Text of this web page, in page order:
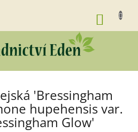
KOŠÍK
'Bressingham
hupehensis var.
Glow'